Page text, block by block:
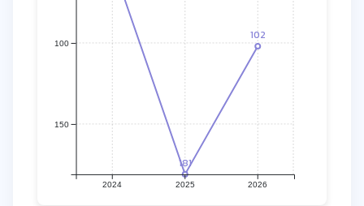
181
102
2024 2025 2026
150
100